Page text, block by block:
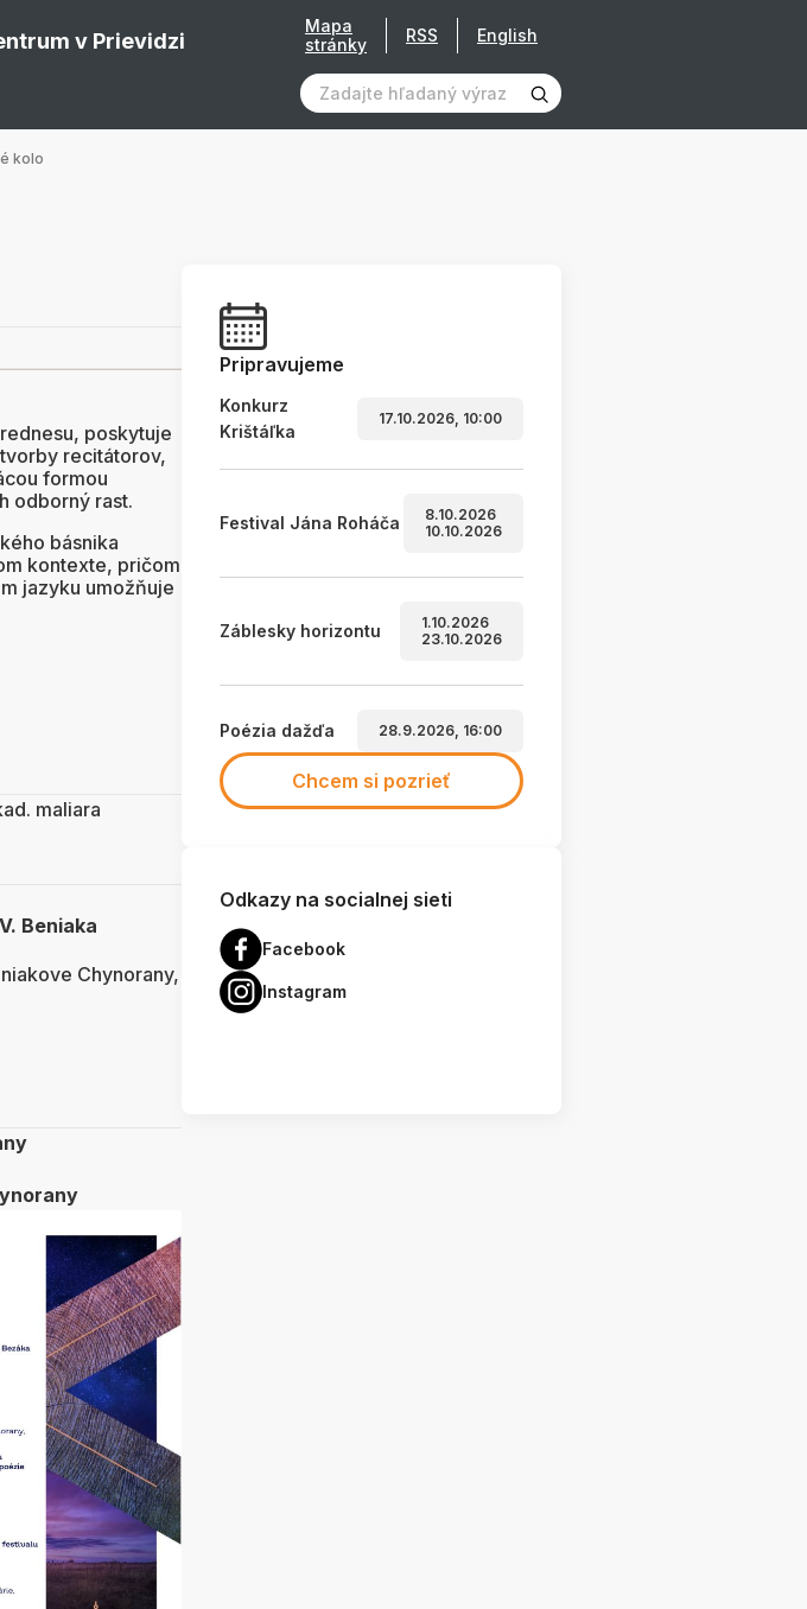
v Prievidzi
Mapa
stránky
RSS English
kolo
poskytuje
recitátorov,
formou
odborný rast.
básnika
kontexte, pričom
jazyku umožňuje
maliara
Beniaka
Chynorany,
Pripravujeme
Konkurz
Krištáľka
17.10.2026, 10:00
Festival Jána Roháča
8.10.2026
10.10.2026
Záblesky horizontu
1.10.2026
23.10.2026
Poézia dažďa 28.9.2026, 16:00
Chcem si pozrieť
Odkazy na socialnej sieti
Facebook
Instagram